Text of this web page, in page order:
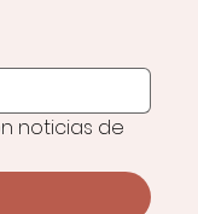
noticias de